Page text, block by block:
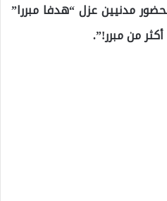
مدنيين عزل “هدفا مبررا”
من مبرر!”.